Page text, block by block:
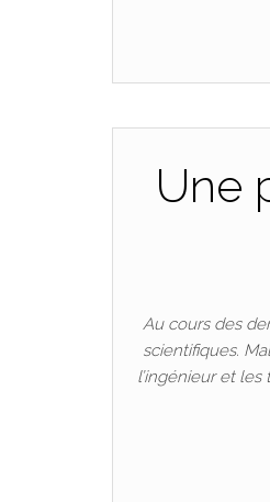
Une
Au cours des
scientifiques.
l’ingénieur et